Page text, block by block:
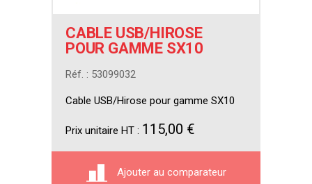
CABLE USB/HIROSE
POUR GAMME SX10
Réf. : 53099032
Cable USB/Hirose pour gamme SX10
Prix unitaire HT : 115,00 €
Ajouter au comparateur